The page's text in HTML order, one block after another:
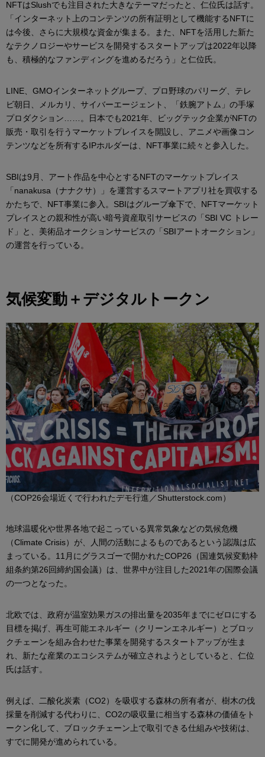
NFTはSlushでも注目された大きなテーマだったと、仁位氏は話す。
「インターネット上のコンテンツの所有証明として機能するNFTに
は今後、さらに大規模な資金が集まる。また、NFTを活用した新た
なテクノロジーやサービスを開発するスタートアップは2022年以降
も、積極的なファンディングを進めるだろう」と仁位氏。
LINE、GMOインターネットグループ、プロ野球のパリーグ、テレ
ビ朝日、メルカリ、サイバーエージェント、「鉄腕アトム」の手塚
プロダクション……。日本でも2021年、ビッグテック企業がNFTの
販売・取引を行うマーケットプレイスを開設し、アニメや画像コン
テンツなどを所有するIPホルダーは、NFT事業に続々と参入した。
SBIは9月、アート作品を中心とするNFTのマーケットプレイス
「nanakusa（ナナクサ）」を運営するスマートアプリ社を買収する
かたちで、NFT事業に参入。SBIはグループ傘下で、NFTマーケット
プレイスとの親和性が高い暗号資産取引サービスの「SBI VC トレー
ド」と、美術品オークションサービスの「SBIアートオークション」
の運営を行っている。
気候変動＋デジタルトークン
（COP26会場近くで行われたデモ行進／Shutterstock.com）
地球温暖化や世界各地で起こっている異常気象などの気候危機
（Climate Crisis）が、人間の活動によるものであるという認識は広
まっている。11月にグラスゴーで開かれたCOP26（国連気候変動枠
組条約第26回締約国会議）は、世界中が注目した2021年の国際会議
の一つとなった。
北欧では、政府が温室効果ガスの排出量を2035年までにゼロにする
目標を掲げ、再生可能エネルギー（クリーンエネルギー）とブロッ
クチェーンを組み合わせた事業を開発するスタートアップが生ま
れ、新たな産業のエコシステムが確立されようとしていると、仁位
氏は話す。
例えば、二酸化炭素（CO2）を吸収する森林の所有者が、樹木の伐
採量を削減する代わりに、CO2の吸収量に相当する森林の価値をト
ークン化して、ブロックチェーン上で取引できる仕組みや技術は、
すでに開発が進められている。